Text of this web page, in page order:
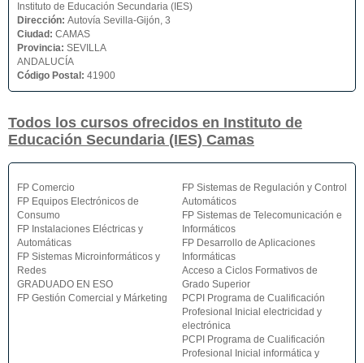
Instituto de Educación Secundaria (IES)
Dirección: Autovía Sevilla-Gijón, 3
Ciudad: CAMAS
Provincia: SEVILLA
ANDALUCÍA
Código Postal: 41900
Todos los cursos ofrecidos en Instituto de
Educación Secundaria (IES) Camas
FP Comercio
FP Equipos Electrónicos de
Consumo
FP Instalaciones Eléctricas y
Automáticas
FP Sistemas Microinformáticos y
Redes
GRADUADO EN ESO
FP Gestión Comercial y Márketing
FP Sistemas de Regulación y Control
Automáticos
FP Sistemas de Telecomunicación e
Informáticos
FP Desarrollo de Aplicaciones
Informáticas
Acceso a Ciclos Formativos de
Grado Superior
PCPI Programa de Cualificación
Profesional Inicial electricidad y
electrónica
PCPI Programa de Cualificación
Profesional Inicial informática y